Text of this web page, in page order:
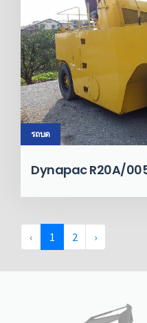
รถบด
Dynapac R20A/
‹ 1 2 ›